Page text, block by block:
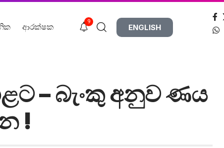
ආරක්ෂක
9
ENGLISH
– බැංකු අනුව ණය
!